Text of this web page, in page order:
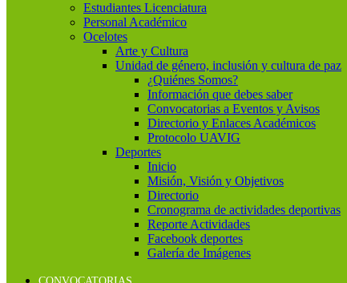
Estudiantes Licenciatura
Personal Académico
Ocelotes
Arte y Cultura
Unidad de género, inclusión y cultura de paz
¿Quiénes Somos?
Información que debes saber
Convocatorias a Eventos y Avisos
Directorio y Enlaces Académicos
Protocolo UAVIG
Deportes
Inicio
Misión, Visión y Objetivos
Directorio
Cronograma de actividades deportivas
Reporte Actividades
Facebook deportes
Galería de Imágenes